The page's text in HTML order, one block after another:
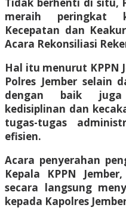
meraih peringkat
Kecepatan dan
Acara Rekonsiliasi
Hal itu menurut KPPN
Polres Jember selain
dengan baik juga
kedisiplinan dan
tugas-tugas
efisien.
Acara penyerahan
Kepala KPPN
secara langsung
kepada Kapolres